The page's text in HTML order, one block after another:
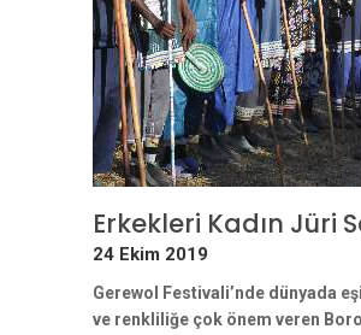
Erkekleri Kadın Jüri
24 Ekim 2019
Gerewol Festivali’nde dünyada
ve renkliliğe çok önem veren